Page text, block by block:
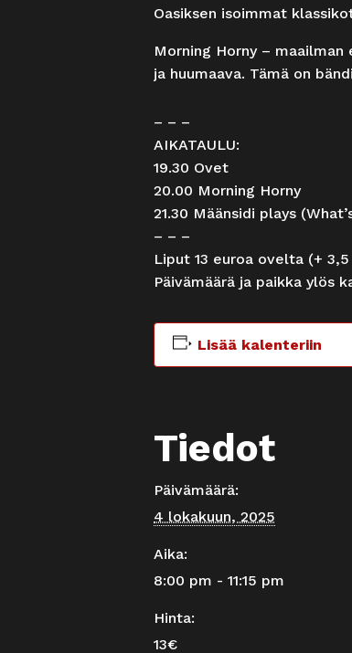
Oasiksen isoimmat
Morning Horny –
ja huumaava. Tämä on
– – –
AIKATAULU:
19.30 Ovet
20.00 Morning Horny
21.30 Määnsidi plays
– – –
Liput 13 euroa ovelta (+
Päivämäärä ja paikka ylös
Lisää kalenteriin
Tiedot
Päivämäärä:
4 lokakuun, 2025
Aika:
8:00 pm - 11:15 pm
Hinta:
13€